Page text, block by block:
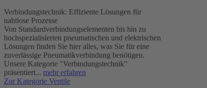
Verbindungstechnik: Effiziente Lösungen für
nahtlose Prozesse
Von Standardverbindungselementen bis hin zu
hochspezialisierten pneumatischen und elektrischen
Lösungen finden Sie hier alles, was Sie für eine
zuverlässige Pneumatikverbindung benötigen.
Unsere Kategorie "Verbindungstechnik"
präsentiert... mehr erfahren
Zur Kategorie Ventile